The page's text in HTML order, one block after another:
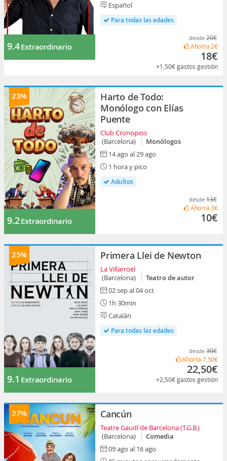
9.4Extraordinario
Español
Para todas las edades
desde 20€
Ahorra 2€
18€
+1,50€gastos gestión
23%
9.2Extraordinario
Harto de Todo:
Monólogo con Elías
Puente
Club Cronopios
(Barcelona)
Monólogos
14 ago al 29 ago
1 hora y pico
Adultos
desde 13€
Ahorra3€
10€
25%
9.1 Extraordinario
Primera Llei de Newton
La Villarroel
(Barcelona)
Teatro de autor
02 sep al 04 oct
1h 30min
Catalán
Para todas las edades
desde 30€
Ahorra 7,50€
22,50€
+2,50€gastos gestión
27% Cancún
Teatre Gaudí de Barcelona (T.G.B.)
(Barcelona)
Comedia
09 ago al 16 ago